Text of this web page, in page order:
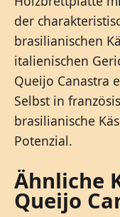
der
brasilianischen
italienischen
Queijo Canastra
Selbst in
brasilianische
Potenzial.
Ähnliche
Queijo